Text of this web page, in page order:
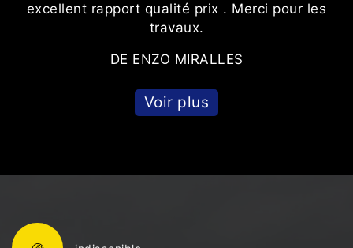
excellent rapport qualité prix . Merci pour les
travaux.
DE ENZO MIRALLES
Voir plus